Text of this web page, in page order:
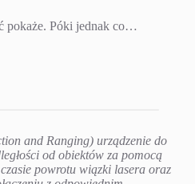
pokaże. Póki jednak co…
and Ranging) urządzenie do
od obiektów za pomocą
powrotu wiązki lasera oraz